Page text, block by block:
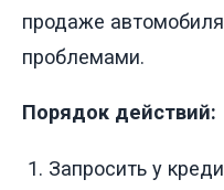
продаже
проблемами.
Порядок действий:
Запросить у